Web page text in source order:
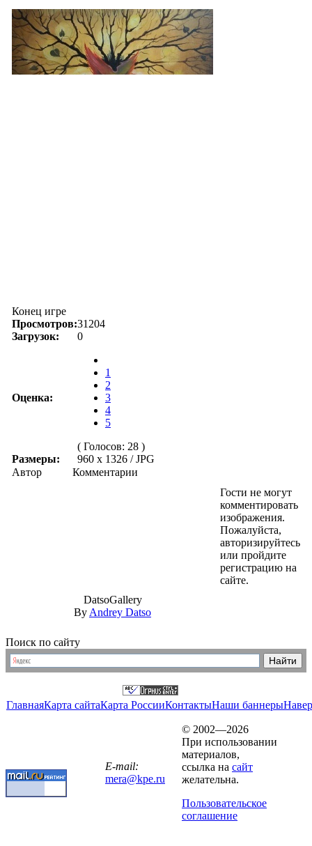
Конец игре
Просмотров:31204
Загрузок:
0
Оценка:
1
2
3
4
5
( Голосов: 28 )
Размеры:
960 x 1326 / JPG
Автор
Комментарии
Гости не могут
комментировать
изображения.
Пожалуйста,
авторизируйтесь
или пройдите
регистрацию на
сайте.
DatsoGallery
By Andrey Datso
Поиск по сайту
ГлавнаяКарта сайтаКарта РоссииКонтактыНаши баннеры
E-mail:
mera@kpe.ru
© 2002—2026
При использовании
материалов,
ссылка на сайт
желательна.
Пользовательское
соглашение